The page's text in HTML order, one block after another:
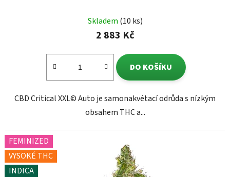
Skladem (10 ks)
2 883 Kč
DO KOŠÍKU
CBD Critical XXL© Auto je samonakvétací odrůda s nízkým
obsahem THC a...
FEMINIZED
VYSOKÉ THC
INDICA